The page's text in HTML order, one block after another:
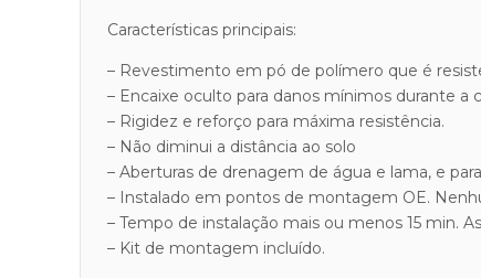
Características principais:
– Revestimento em pó de polímero que é
– Encaixe oculto para danos mínimos durante a
– Rigidez e reforço para máxima resistência.
– Não diminui a distância ao solo
– Aberturas de drenagem de água e lama, e
– Instalado em pontos de montagem OE.
– Tempo de instalação mais ou menos 15 min.
– Kit de montagem incluído.